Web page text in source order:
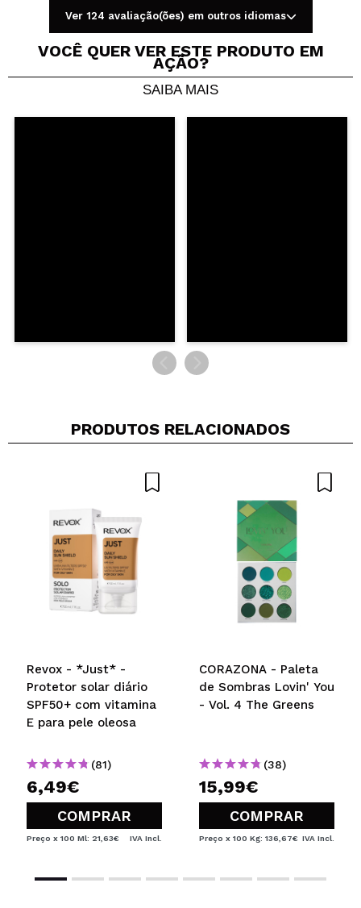
|
Opinião
|
Hace 4
Responder
Ver 124 avaliação(ões) em outros idiomas
VOCÊ QUER VER ESTE PRODUTO EM
AÇÃO?
SAIBA MAIS
PRODUTOS RELACIONADOS
Revox - *Just* -
Protetor solar diário
SPF50+ com vitamina
E para pele oleosa
(81)
6,49€
COMPRAR
Preço x 100 Ml: 21,63€ IVA Incl.
CORAZONA - Paleta
de Sombras Lovin' You
- Vol. 4 The Greens
(38)
15,99€
COMPRAR
Preço x 100 Kg: 136,67€ IVA Incl.